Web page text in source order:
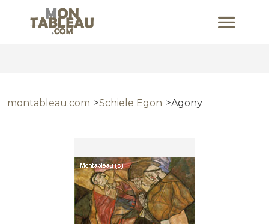
montableau.com Schiele Egon Agony